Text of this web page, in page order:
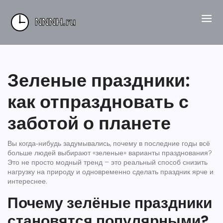
Зеленые праздники:
как отпраздновать с
заботой о планете
Вы когда‑нибудь задумывались, почему в последние годы всё
больше людей выбирают «зеленые» варианты празднования?
Это не просто модный тренд – это реальный способ снизить
нагрузку на природу и одновременно сделать праздник ярче и
интереснее.
Почему зелёные праздники